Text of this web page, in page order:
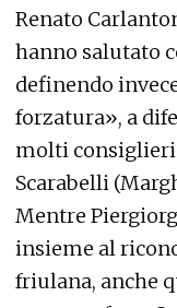
Renato
hanno salutato
definendo
forzatura», a
molti consiglieri
Scarabelli
Mentre
insieme al
friulana, anche